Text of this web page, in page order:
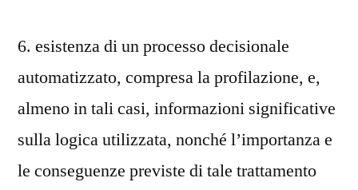
6. esistenza di un processo decisionale
automatizzato, compresa la profilazione, e,
almeno in tali casi, informazioni significative
sulla logica utilizzata, nonché l’importanza e
le conseguenze previste di tale trattamento